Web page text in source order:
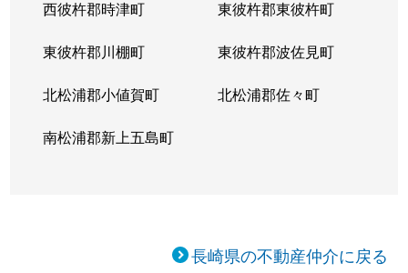
西彼杵郡時津町 東彼杵郡東彼杵町
東彼杵郡川棚町 東彼杵郡波佐見町
北松浦郡小値賀町 北松浦郡佐々町
南松浦郡新上五島町
長崎県の不動産仲介に戻る